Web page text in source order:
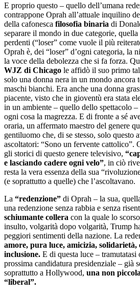
E proprio questo – quello dell’umana
contrappone Oprah all’attuale inquilino
della cafonesca filosofia binaria di
separare il mondo in due categorie,
perdenti (“loser” come vuole il più
Oprah è, dei “loser” d’ogni categoria, la
la voce della debolezza che si fa forza.
WJZ di Chicago le affidò il suo primo
solo una donna nera in un mondo ancora
maschi bianchi. Era anche una donna
piacente, visto che in gioventù era stata
in un ambiente – quello dello spettacolo –
ogni cosa la magrezza. E di fronte a sé
oraria, un affermato maestro del genere
gentiluomo che, di se stesso, solo questo
ascoltatori: “Sono un fervente cattolico”.
gli storici di questo genere televisivo,
e lasciando cadere ogni velo”, in ciò
resta la vera essenza della sua
(e soprattutto a quelle) che l’ascoltavano.
La “redenzione” di Oprah – la sua,
una redenzione senza rabbia e senza
schiumante collera con la quale lo
insulto, volgarità dopo volgarità, Trump
peggiori sentimenti della nazione. La
amore, pura luce, amicizia, solidarietà,
inclusione. E di questa luce – tramutatasi
prossima candidatura presidenziale – già
soprattutto a Hollywood, una non
“liberal”.